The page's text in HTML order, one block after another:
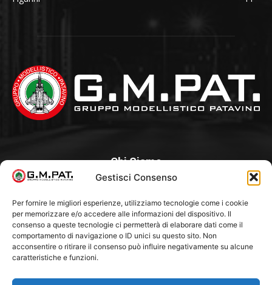
Gestisci Consenso
Per fornire le migliori esperienze, utilizziamo tecnologie come i cookie
per memorizzare e/o accedere alle informazioni del dispositivo. Il
consenso a queste tecnologie ci permetterà di elaborare dati come il
comportamento di navigazione o ID unici su questo sito. Non
acconsentire o ritirare il consenso può influire negativamente su alcune
caratteristiche e funzioni.
Chi Siamo
l’intento di creare a Padova un punto di aggregazione e di
riferimento per l’hobby del modellismo statico. Tra i Soci
“fondatori” ci sono Franco Callegari e Gianni Besenzon.
Seguici Su